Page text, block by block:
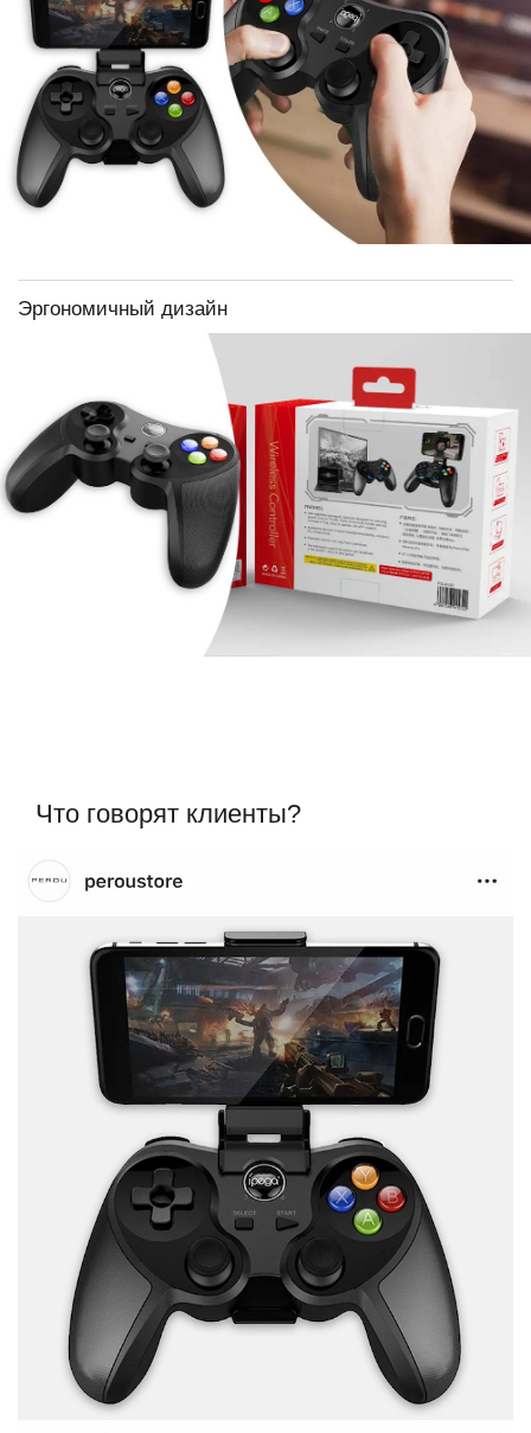
Эргономичный дизайн
Что говорят клиенты?